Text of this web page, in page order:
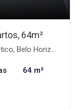
64m²
Horizonte-MG
64 m²